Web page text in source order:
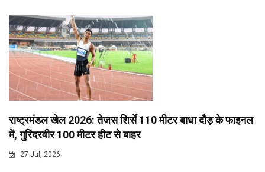
राष्ट्रमंडल खेल 2026: तेजस शिर्से 110 मीटर बाधा दौड़ के फाइनल
में, गुरिंदरवीर 100 मीटर हीट से बाहर
27 Jul, 2026